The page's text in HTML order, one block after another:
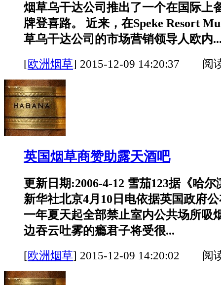
烟草乌干达公司推出了一个在国际上
牌登喜路。 近来，在Speke Resort
草乌干达公司的市场营销领导人欧内
[欧洲烟草] 2015-12-09 14:20:37 阅
英国烟草商赞助露天酒吧
更新日期:2006-4-12 雪茄123据《哈
新华社北京4月10日电依据英国政府
一年夏天起全部禁止室内公共场所吸
边吞云吐雾的瘾君子将受很...
[欧洲烟草] 2015-12-09 14:20:02 阅